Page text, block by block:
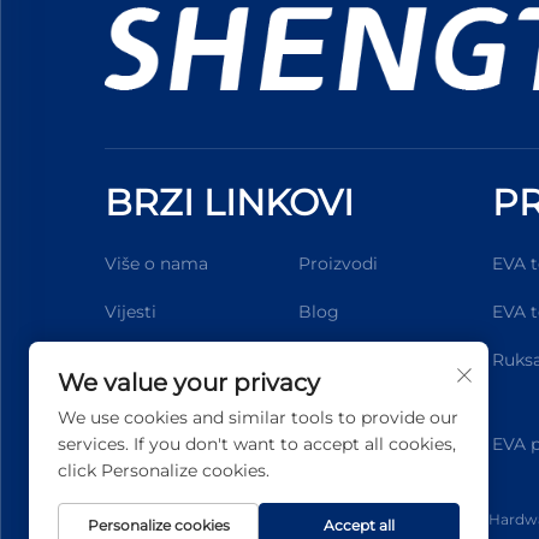
BRZI LINKOVI
Više o nama Proizvodi
Vijesti Blog
EVA
EVA
EVA
Autorska prava © 2025 Dongguan Shengteng Plastic
We value your privacy
We use cookies and similar tools to provide our
services. If you don't want to accept all cookies,
click Personalize cookies.
Personalize cookies Accept all